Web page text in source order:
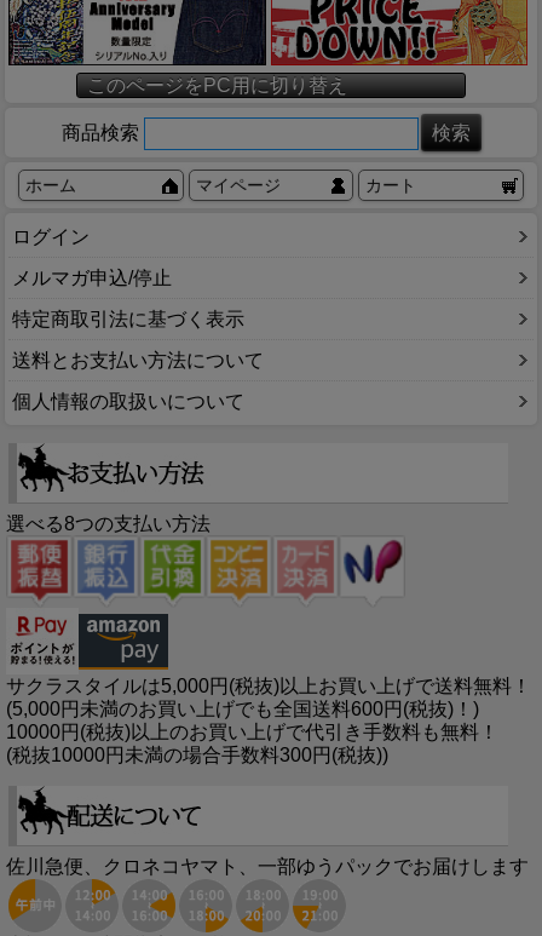
このページをPC用に切り替え
商品検索
ホーム マイページ カート
ログイン
メルマガ申込/停止
特定商取引法に基づく表示
送料とお支払い方法について
個人情報の取扱いについて
選べる8つの支払い方法
サクラスタイルは5,000円(税抜)以上お買い上げで送料無料！
(5,000円未満のお買い上げでも全国送料600円(税抜)！)
10000円(税抜)以上のお買い上げで代引き手数料も無料！
(税抜10000円未満の場合手数料300円(税抜))
佐川急便、クロネコヤマト、一部ゆうパックでお届けします